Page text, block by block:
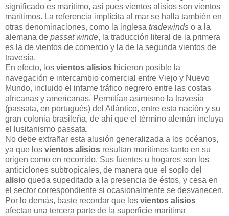
significado es marítimo, así pues vientos alisios son vientos
marítimos. La referencia implícita al mar se halla también en
otras denominaciones, como la inglesa tradewinds o a la
alemana de passat winde, la traducción literal de la primera
es la de vientos de comercio y la de la segunda vientos de
travesía.
En efecto, los vientos alisios hicieron posible la
navegación e intercambio comercial entre Viejo y Nuevo
Mundo, incluido el infame tráfico negrero entre las costas
africanas y americanas. Permitían asimismo la travesía
(passata, en portugués) del Atlántico, entre esta nación y su
gran colonia brasileña, de ahí que el término alemán incluya
el lusitanismo passata.
No debe extrañar esta alusión generalizada a los océanos,
ya que los vientos alisios resultan marítimos tanto en su
origen como en recorrido. Sus fuentes u hogares son los
anticiclones subtropicales, de manera que el soplo del
alisio queda supeditado a la presencia de éstos, y cesa en
el sector correspondiente si ocasionalmente se desvanecen.
Por lo demás, baste recordar que los vientos alisios
afectan una tercera parte de la superficie marítima